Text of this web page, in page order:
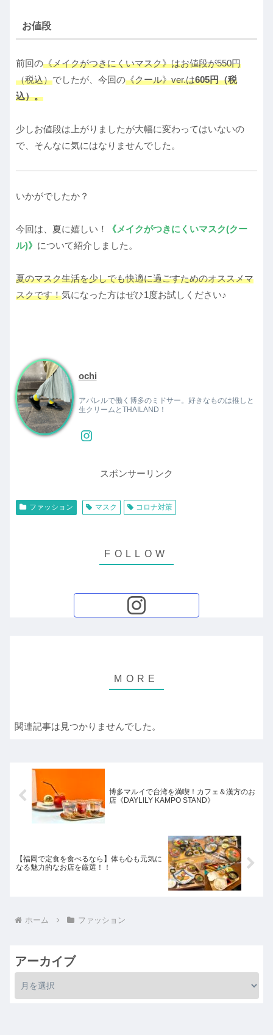
お値段
前回の《メイクがつきにくいマスク》はお値段が550円
（税込）でしたが、今回の《クール》ver.は605円（税
込）。
少しお値段は上がりましたが大幅に変わってはいないの
で、そんなに気にはなりませんでした。
いかがでしたか？
今回は、夏に嬉しい！
《メイクがつきにくいマスク(クー
ル)》 について紹介しました。
夏のマスク生活を少しでも快適に過ごすためのオススメマ
スクです！気になった方はぜひ1度お試しください♪
ochi
アパレルで働く博多のミドサー。好きなものは推しと
生クリームとTHAILAND！
スポンサーリンク
ファッション マスク コロナ対策
関連記事は見つかりませんでした。
博多マルイで台湾を満喫！カフェ＆漢方のお
店《DAYLILY KAMPO STAND》
【福岡で定食を食べるなら】体も心も元気に
なる魅力的なお店を厳選！！
ホーム ファッション
アーカイブ